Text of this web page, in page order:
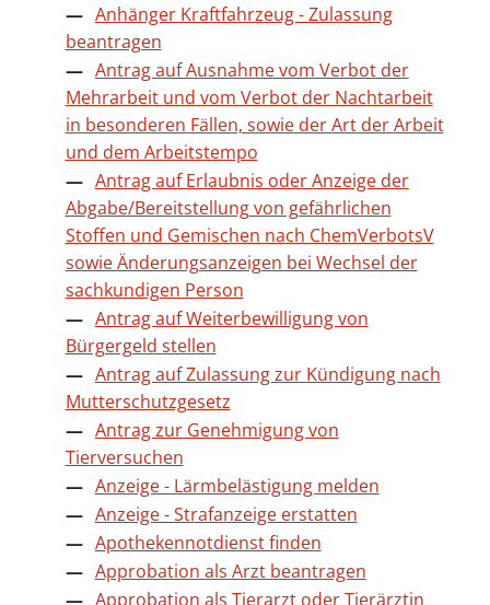
Anhänger Kraftfahrzeug - Zulassung
beantragen
Antrag auf Ausnahme vom Verbot der
Mehrarbeit und vom Verbot der Nachtarbeit
in besonderen Fällen, sowie der Art der Arbeit
und dem Arbeitstempo
Antrag auf Erlaubnis oder Anzeige der
Abgabe/Bereitstellung von gefährlichen
Stoffen und Gemischen nach ChemVerbotsV
sowie Änderungsanzeigen bei Wechsel der
sachkundigen Person
Antrag auf Weiterbewilligung von
Bürgergeld stellen
Antrag auf Zulassung zur Kündigung nach
Mutterschutzgesetz
Antrag zur Genehmigung von
Tierversuchen
Anzeige - Lärmbelästigung melden
Anzeige - Strafanzeige erstatten
Apothekennotdienst finden
Approbation als Arzt beantragen
Approbation als Tierarzt oder Tierärztin